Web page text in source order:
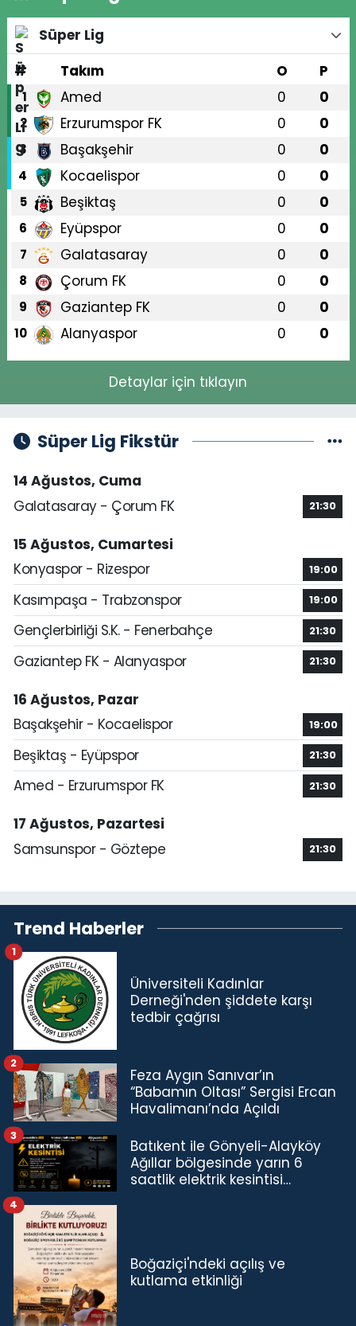
Süper Lig
#
Takım O P
1 Amed 0 0
2 Erzurumspor FK 0 0
3 Başakşehir 0 0
4 Kocaelispor 0 0
5 Beşiktaş 0 0
6 Eyüpspor 0 0
7 Galatasaray 0 0
8 Çorum FK 0 0
9 Gaziantep FK 0 0
10 Alanyaspor 0 0
Detaylar için tıklayın
Süper Lig Fikstür
14 Ağustos, Cuma
Galatasaray - Çorum FK
21:30
15 Ağustos, Cumartesi
Konyaspor - Rizespor
19:00
Kasımpaşa - Trabzonspor 19:00
Gençlerbirliği S.K. - Fenerbahçe 21:30
Gaziantep FK - Alanyaspor 21:30
16 Ağustos, Pazar
Başakşehir - Kocaelispor
19:00
Beşiktaş - Eyüpspor 21:30
Amed - Erzurumspor FK 21:30
17 Ağustos, Pazartesi
Samsunspor - Göztepe
21:30
Trend Haberler
Üniversiteli Kadınlar
Derneği'nden şiddete karşı
tedbir çağrısı
1
Feza Aygın Sanıvar’ın
“Babamın Oltası” Sergisi Ercan
Havalimanı’nda Açıldı
2
Batıkent ile Gönyeli-Alayköy
Ağıllar bölgesinde yarın 6
saatlik elektrik kesintisi…
3
Boğaziçi'ndeki açılış ve
kutlama etkinliği
4